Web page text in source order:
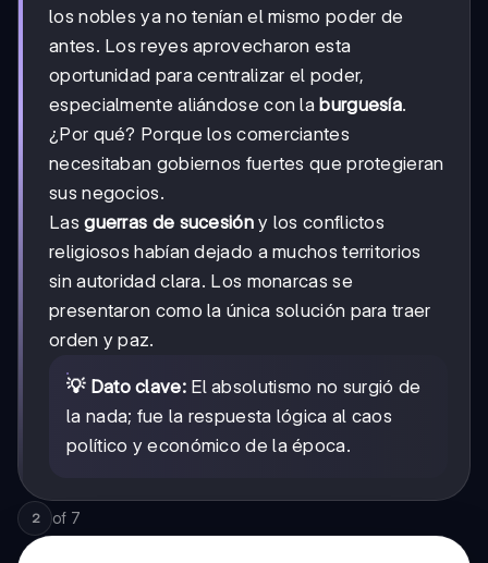
los nobles ya no tenían el mismo poder de
antes. Los reyes aprovecharon esta
oportunidad para centralizar el poder,
especialmente aliándose con la burguesía.
¿Por qué? Porque los comerciantes
necesitaban gobiernos fuertes que protegieran
sus negocios.
Lasguerras de sucesióny los conflictos
religiosos habían dejado a muchos territorios
sin autoridad clara. Los monarcas se
presentaron como la única solución para traer
orden y paz.
💡 Dato clave:El absolutismo no surgió de
la nada; fue la respuesta lógica al caos
político y económico de la época.
2 of 7